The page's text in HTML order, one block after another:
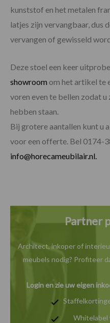
kunststof en het metalen
latjes zijn vervangbaar, dus
vervangen of gewisseld
Deze stoel een keer
showroom om het artikel te
voren even te bellen zodat
hebben staan.
Bij grotere aantallen kunt u
voor een offerte. Bel 0174-
info@horecameubilair.nl.
Partner
Architect, inkoper of
meubels nodig? Profiteer
Login en zie uw eigen
Whitelabel